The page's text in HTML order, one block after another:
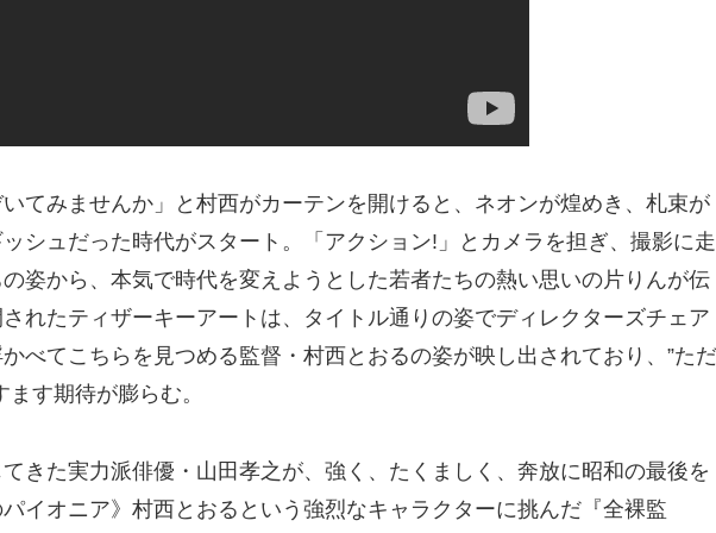
いてみませんか」と村西がカーテンを開けると、ネオンが煌めき、札束が
シュだった時代がスタート。「アクション!」とカメラを担ぎ、撮影に走
姿から、本気で時代を変えようとした若者たちの熱い思いの片りんが伝
れたティザーキーアートは、タイトル通りの姿でディレクターズチェア
べてこちらを見つめる監督・村西とおるの姿が映し出されており、”ただ
す期待が膨らむ。
きた実力派俳優・山田孝之が、強く、たくましく、奔放に昭和の最後を
イオニア》村西とおるという強烈なキャラクターに挑んだ『全裸監